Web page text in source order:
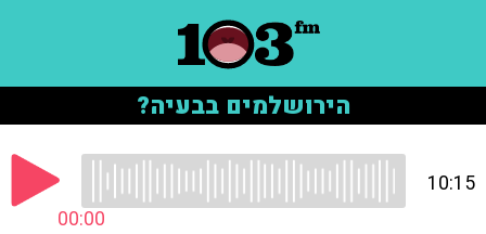
הירושלמים בבעיה?
00:00
10:15